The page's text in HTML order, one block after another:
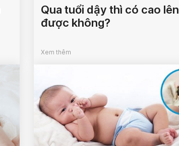
Qua tuổi dậy thì có cao lên
được không?
Xem thêm